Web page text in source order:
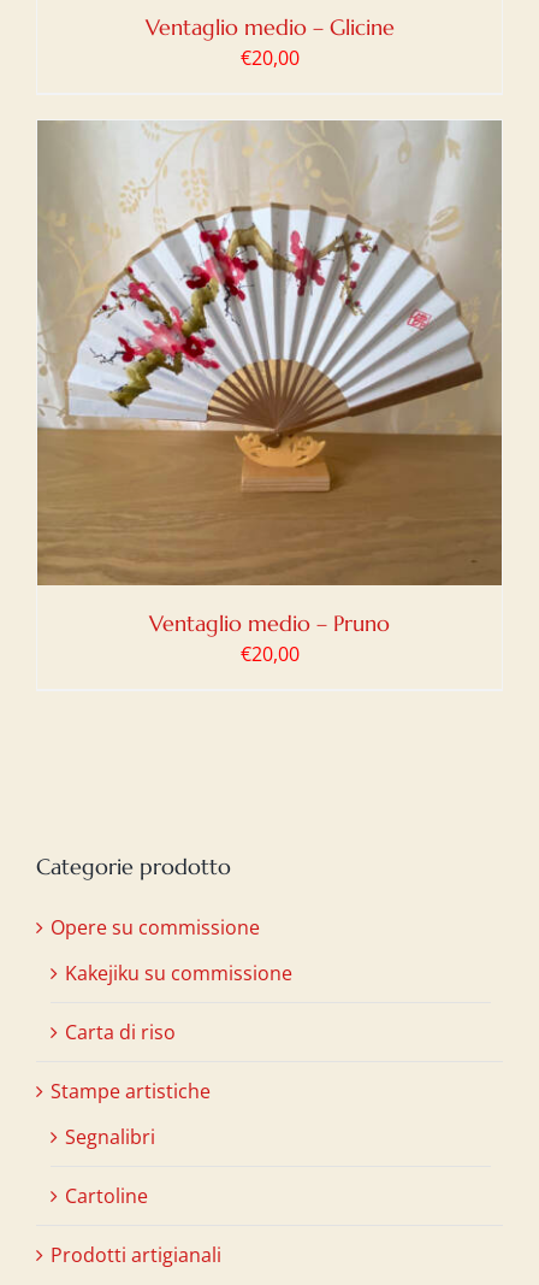
Ventaglio medio – Glicine
€20,00
Ventaglio medio – Pruno
€20,00
Categorie prodotto
Opere su commissione
Kakejiku su commissione
Carta di riso
Stampe artistiche
Segnalibri
Cartoline
Prodotti artigianali